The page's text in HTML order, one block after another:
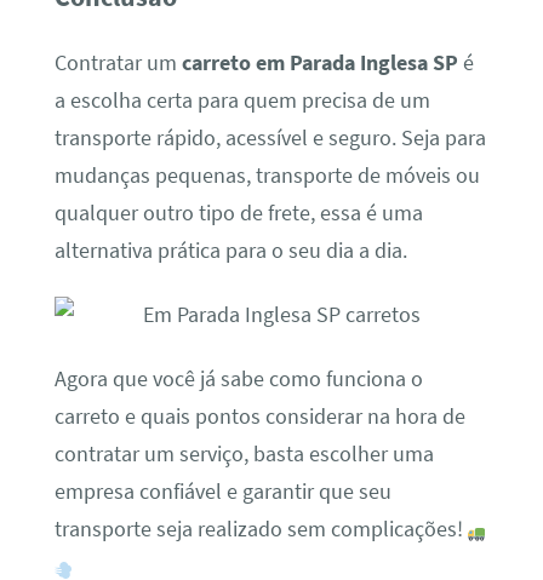
Contratar um carreto em Parada Inglesa SP é
a escolha certa para quem precisa de um
transporte rápido, acessível e seguro. Seja para
mudanças pequenas, transporte de móveis ou
qualquer outro tipo de frete, essa é uma
alternativa prática para o seu dia a dia.
Agora que você já sabe como funciona o
carreto e quais pontos considerar na hora de
contratar um serviço, basta escolher uma
empresa confiável e garantir que seu
transporte seja realizado sem complicações!